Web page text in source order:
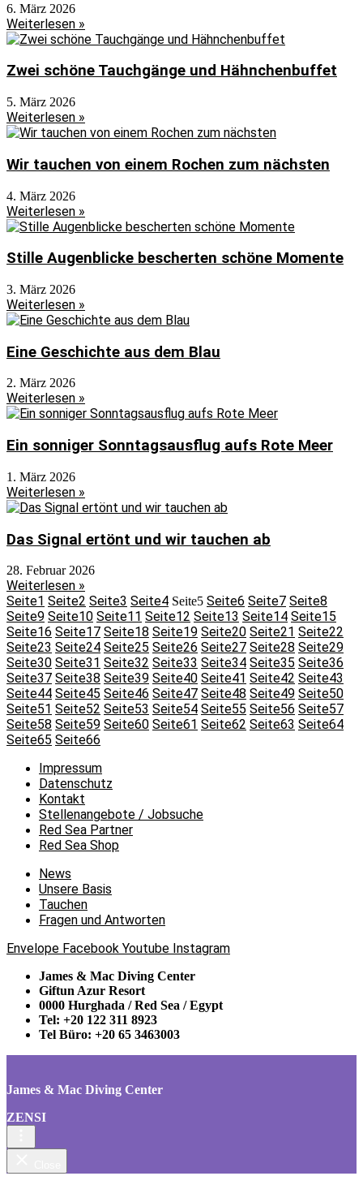
6. März 2026
Weiterlesen »
Zwei schöne Tauchgänge und Hähnchenbuffet
5. März 2026
Weiterlesen »
Wir tauchen von einem Rochen zum nächsten
4. März 2026
Weiterlesen »
Stille Augenblicke bescherten schöne Momente
3. März 2026
Weiterlesen »
Eine Geschichte aus dem Blau
2. März 2026
Weiterlesen »
Ein sonniger Sonntagsausflug aufs Rote Meer
1. März 2026
Weiterlesen »
Das Signal ertönt und wir tauchen ab
28. Februar 2026
Weiterlesen »
Seite1 Seite2 Seite3 Seite4 Seite5 Seite6 Seite7 Seite8
Seite9 Seite10 Seite11 Seite12 Seite13 Seite14 Seite15
Seite16 Seite17 Seite18 Seite19 Seite20 Seite21 Seite22
Seite23 Seite24 Seite25 Seite26 Seite27 Seite28 Seite29
Seite30 Seite31 Seite32 Seite33 Seite34 Seite35 Seite36
Seite37 Seite38 Seite39 Seite40 Seite41 Seite42 Seite43
Seite44 Seite45 Seite46 Seite47 Seite48 Seite49 Seite50
Seite51 Seite52 Seite53 Seite54 Seite55 Seite56 Seite57
Seite58 Seite59 Seite60 Seite61 Seite62 Seite63 Seite64
Seite65 Seite66
Impressum
Datenschutz
Kontakt
Stellenangebote / Jobsuche
Red Sea Partner
Red Sea Shop
News
Unsere Basis
Tauchen
Fragen und Antworten
Envelope Facebook Youtube Instagram
James & Mac Diving Center
Giftun Azur Resort
0000 Hurghada / Red Sea / Egypt
Tel: +20 122 311 8923
Tel Büro: +20 65 3463003
James & Mac Diving Center
ZENSI